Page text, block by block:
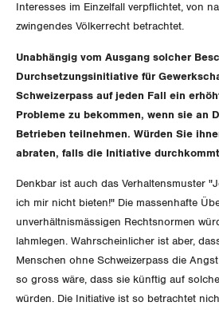
Interesses im Einzelfall verpflichtet, von
zwingendes Völkerrecht betrachtet.
Unabhängig vom Ausgang solcher
Durchsetzungsinitiative für
Schweizerpass auf jeden Fall ein
Probleme zu bekommen, wenn sie an
Betrieben teilnehmen. Würden Sie
abraten, falls die Initiative
Denkbar ist auch das Verhaltensmuster
ich mir nicht bieten!" Die massenhafte
unverhältnismässigen Rechtsnormen
lahmlegen. Wahrscheinlicher ist aber,
Menschen ohne Schweizerpass die
so gross wäre, dass sie künftig auf
würden. Die Initiative ist so betrachtet